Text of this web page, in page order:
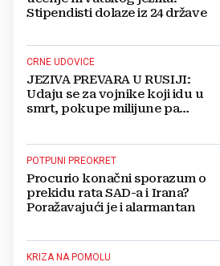
Stipendisti dolaze iz 24 države
CRNE UDOVICE
JEZIVA PREVARA U RUSIJI:
Udaju se za vojnike koji idu u
smrt, pokupe milijune pa
POTPUNI PREOKRET
Procurio konačni sporazum o
prekidu rata SAD-a i Irana?
Poražavajući je i alarmantan
KRIZA NA POMOLU